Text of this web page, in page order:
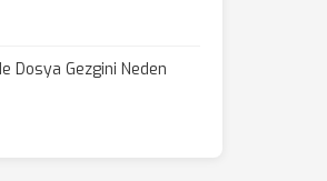
Dosya Gezgini Neden